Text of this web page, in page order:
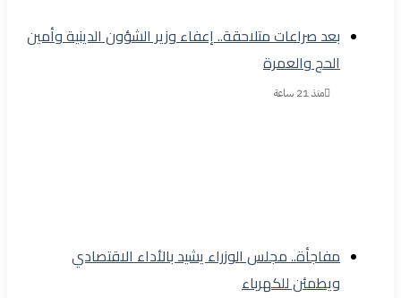
بعد صراعات متلاحقة.. إعفاء وزير الشؤون الدينية وأمين
الحج والعمرة
منذ 21 ساعة
مفاجأة.. مجلس الوزراء يشيد بالأداء الاقتصادي
ويطمئن للكهرباء